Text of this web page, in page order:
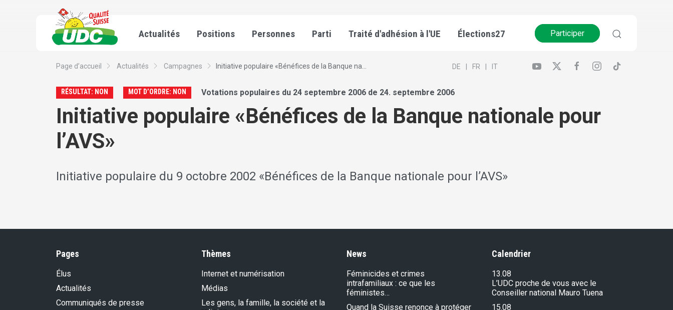
Actualités Positions Personnes Parti Traité d'adhésion à l'UE Élections27 Participer
Page d’accueil Actualités Campagnes Initiative populaire «Bénéfices de la Banque na... DE FR IT
RÉSULTAT: NON MOT D’ORDRE: NON Votations populaires du 24 septembre 2006 de 24. septembre 2006
Initiative populaire «Bénéfices de la Banque nationale pour
l’AVS»
Initiative populaire du 9 octobre 2002 «Bénéfices de la Banque nationale pour l’AVS»
Pages
Élus
Actualités
Communiqués de presse
Thèmes
Internet et numérisation
Médias
Les gens, la famille, la société et la
News
Féminicides et crimes
intrafamiliaux : ce que les
féministes…
Quand la Suisse renonce à protéger
Calendrier
13.08
L’UDC proche de vous avec le
Conseiller national Mauro Tuena
15.08